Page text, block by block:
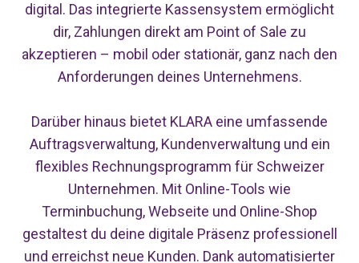
digital. Das integrierte Kassensystem ermöglicht
dir, Zahlungen direkt am Point of Sale zu
akzeptieren – mobil oder stationär, ganz nach den
Anforderungen deines Unternehmens.
Darüber hinaus bietet KLARA eine umfassende
Auftragsverwaltung, Kundenverwaltung und ein
flexibles Rechnungsprogramm für Schweizer
Unternehmen. Mit Online-Tools wie
Terminbuchung, Webseite und Online-Shop
gestaltest du deine digitale Präsenz professionell
und erreichst neue Kunden. Dank automatisierter